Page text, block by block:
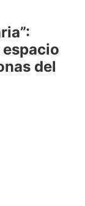
del